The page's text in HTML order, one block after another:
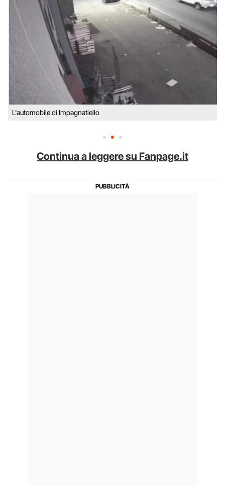
L'automobile di Impagnatiello
Continua a leggere su Fanpage.it